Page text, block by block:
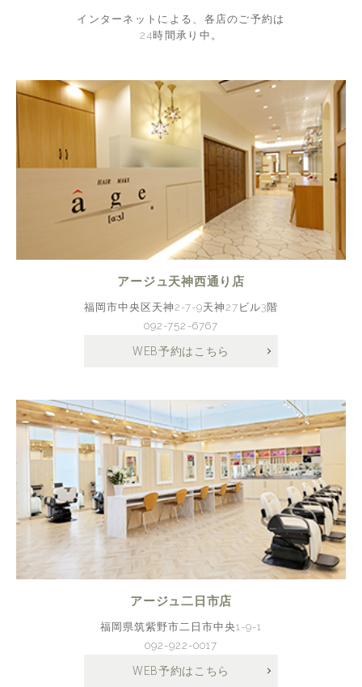
インターネットによる、各店のご予約は
24時間承り中。
アージュ天神西通り店
福岡市中央区天神2-7-9天神27ビル3階
092-752-6767
WEB予約はこちら
アージュ二日市店
福岡県筑紫野市二日市中央1-9-1
092-922-0017
WEB予約はこちら